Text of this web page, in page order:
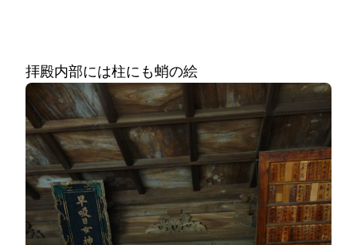
拝殿内部には柱にも蛸の絵